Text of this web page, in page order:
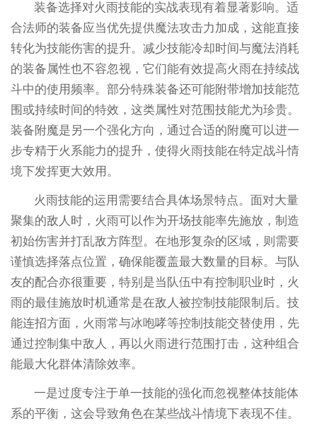
装备选择对火雨技能的实战表现有着显著影响。适
合法师的装备应当优先提供魔法攻击力加成，这能直接
转化为技能伤害的提升。减少技能冷却时间与魔法消耗
的装备属性也不容忽视，它们能有效提高火雨在持续战
斗中的使用频率。部分特殊装备还可能附带增加技能范
围或持续时间的特效，这类属性对范围技能尤为珍贵。
装备附魔是另一个强化方向，通过合适的附魔可以进一
步专精于火系能力的提升，使得火雨技能在特定战斗情
境下发挥更大效用。
火雨技能的运用需要结合具体场景特点。面对大量
聚集的敌人时，火雨可以作为开场技能率先施放，制造
初始伤害并打乱敌方阵型。在地形复杂的区域，则需要
谨慎选择落点位置，确保能覆盖最大数量的目标。与队
友的配合亦很重要，特别是当队伍中有控制职业时，火
雨的最佳施放时机通常是在敌人被控制技能限制后。技
能连招方面，火雨常与冰咆哮等控制技能交替使用，先
通过控制集中敌人，再以火雨进行范围打击，这种组合
能最大化群体清除效率。
一是过度专注于单一技能的强化而忽视整体技能体
系的平衡，这会导致角色在某些战斗情境下表现不佳。